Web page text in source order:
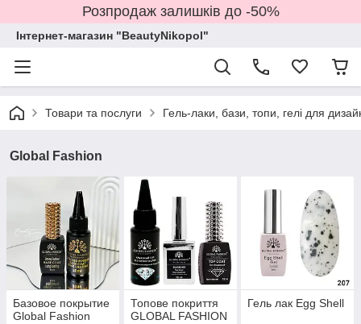
Розпродаж залишків до -50%
Інтернет-магазин "BeautyNikopol"
Товари та послуги Гель-лаки, бази, топи, гелі для
Global Fashion
Базовое покрытие
Global Fashion
Топове покриття
GLOBAL FASHION
Гель лак Egg Shell